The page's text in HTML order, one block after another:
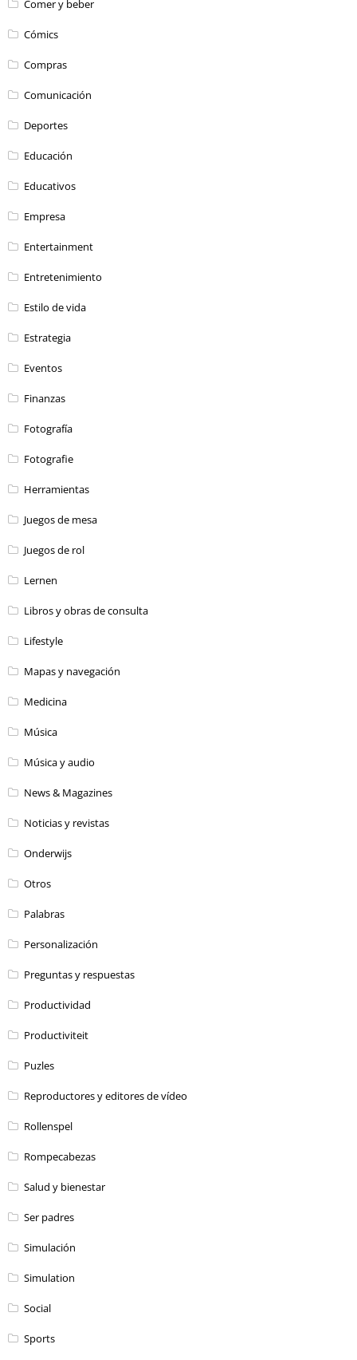
Comer y beber
Cómics
Compras
Comunicación
Deportes
Educación
Educativos
Empresa
Entertainment
Entretenimiento
Estilo de vida
Estrategia
Eventos
Finanzas
Fotografía
Fotografie
Herramientas
Juegos de mesa
Juegos de rol
Lernen
Libros y obras de consulta
Lifestyle
Mapas y navegación
Medicina
Música
Música y audio
News & Magazines
Noticias y revistas
Onderwijs
Otros
Palabras
Personalización
Preguntas y respuestas
Productividad
Productiviteit
Puzles
Reproductores y editores de vídeo
Rollenspel
Rompecabezas
Salud y bienestar
Ser padres
Simulación
Simulation
Social
Sports